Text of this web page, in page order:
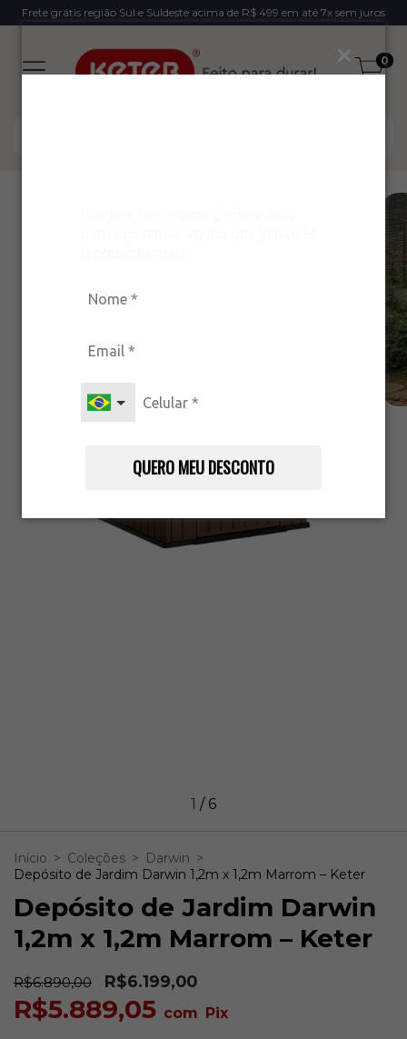
QUERO MEU DESCONTO
Frete grátis região Sul e Suldeste acima de R$ 499 em até 7x sem juros
0
1 / 6
Início > Coleções > Darwin >
Depósito de Jardim Darwin 1,2m x 1,2m Marrom – Keter
Depósito de Jardim Darwin
1,2m x 1,2m Marrom – Keter
R$6.890,00 R$6.199,00
R$5.889,05 com Pix